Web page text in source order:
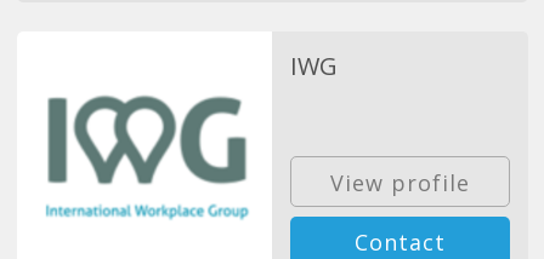
IWG
View profile
Contact